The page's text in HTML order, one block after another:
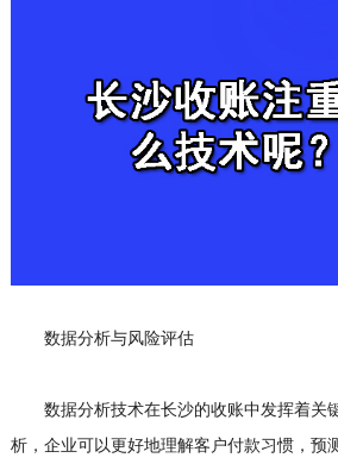
数据分析与风险评估
数据分析技术在长沙的收账中发挥着关
析，企业可以更好地理解客户付款习惯，预